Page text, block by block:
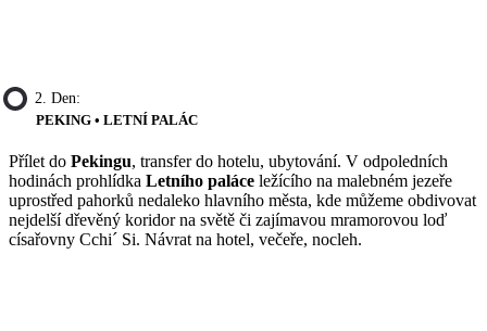
2. Den:
PEKING • LETNÍ PALÁC
Přílet do Pekingu, transfer do hotelu, ubytování. V odpoledních
hodinách prohlídka Letního paláce ležícího na malebném jezeře
uprostřed pahorků nedaleko hlavního města, kde můžeme obdivovat
nejdelší dřevěný koridor na světě či zajímavou mramorovou loď
císařovny Cchi´ Si. Návrat na hotel, večeře, nocleh.